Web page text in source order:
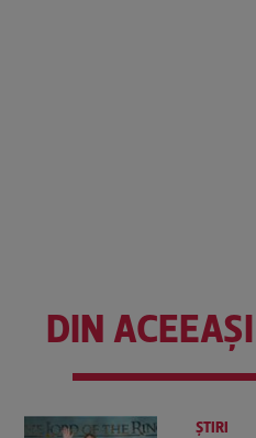
DIN
ȘTIRI